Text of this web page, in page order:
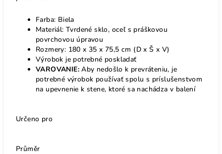
Farba: Biela
Materiál: Tvrdené sklo, oceľ s práškovou
povrchovou úpravou
Rozmery: 180 x 35 x 75,5 cm (D x Š x V)
Výrobok je potrebné poskladať
VAROVANIE:Aby nedošlo k prevráteniu, je
potrebné výrobok používať spolu s príslušenstvom
na upevnenie k stene, ktoré sa nachádza v balení
Určeno pro
Průměr